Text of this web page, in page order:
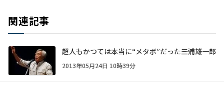
関連記事
超人もかつては本当に“メタボ”だった――三浦雄一郎
2013年05月24日 10時39分